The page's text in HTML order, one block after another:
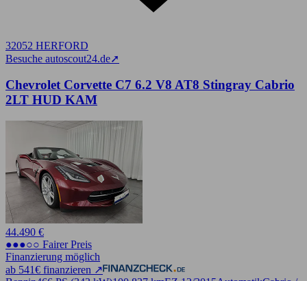
32052 HERFORD
Besuche autoscout24.de➚
Chevrolet Corvette C7 6.2 V8 AT8 Stingray Cabrio
2LT HUD KAM
44.490 €
●●●○○ Fairer Preis
Finanzierung möglich
ab 541€ finanzieren ↗